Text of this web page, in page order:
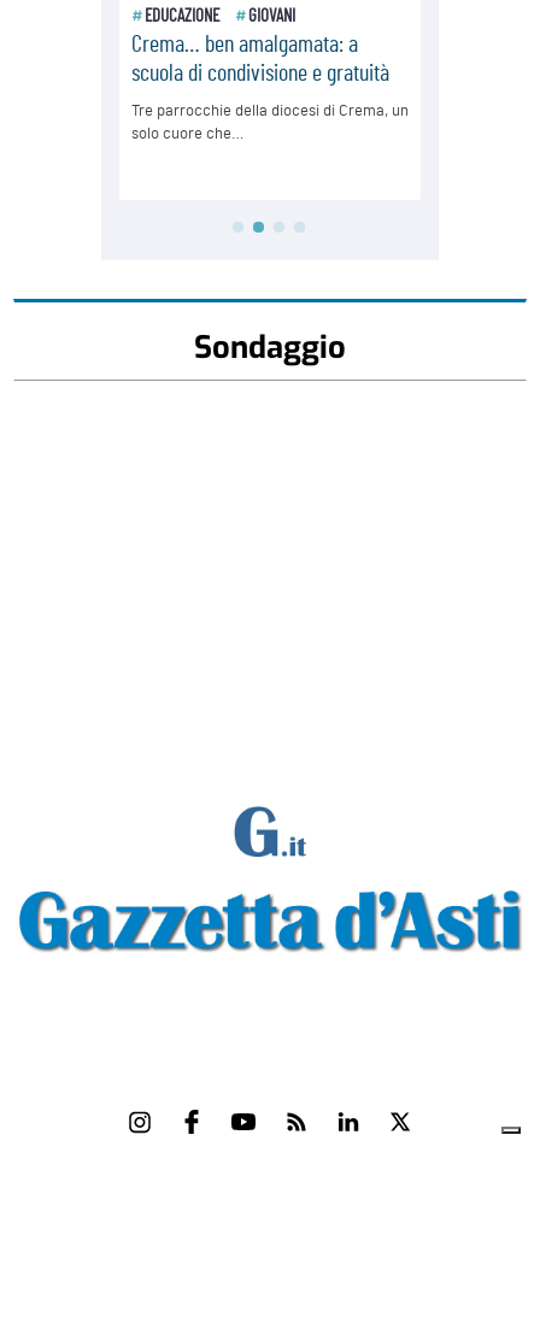
Sondaggio